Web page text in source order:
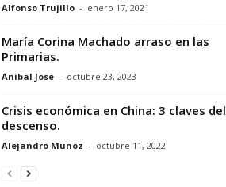
Alfonso Trujillo - enero 17, 2021
María Corina Machado arraso en las
Primarias.
Anibal Jose - octubre 23, 2023
Crisis económica en China: 3 claves del
descenso.
Alejandro Munoz - octubre 11, 2022